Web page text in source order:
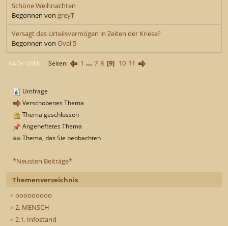
*Neusten Beiträge*
Themenverzeichnis
ooooooooo
2. MENSCH
2.1. Infostand
Schöne Weihnachten
Begonnen von greyT
Versagt das Urteilsvermögen in Zeiten der Kriese?
Begonnen von Oval 5
NACH OBEN Seiten 1 ... 7 8 9 10 11
Umfrage
Verschobenes Thema
Thema geschlossen
Angeheftetes Thema
Thema, das Sie beobachten